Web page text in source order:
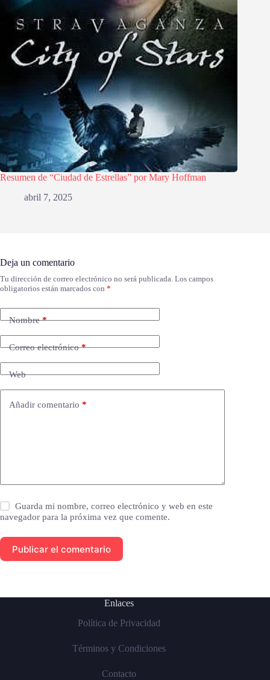
Resumen de “Ciudad de Estrellas” por Mary Hoffman
abril 7, 2025
Deja un comentario
Tu dirección de correo electrónico no será publicada. Los campos
obligatorios están marcados con *
Nombre*
Correo electrónico*
Web
Añadir comentario *
Guarda mi nombre, correo electrónico y web en este
navegador para la próxima vez que comente.
Publicar el comentario
Enlaces
Política de Privacidad
Términos y Condiciones
Contacto